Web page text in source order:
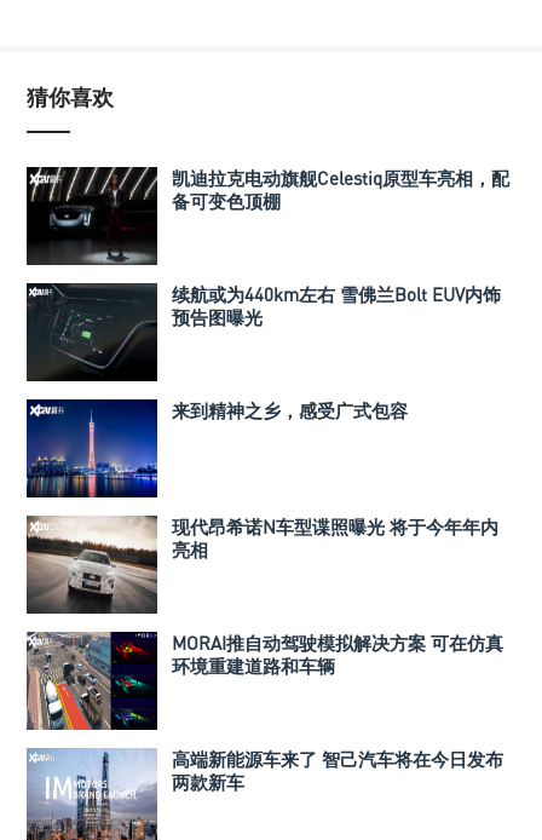
猜你喜欢
凯迪拉克电动旗舰Celestiq原型车亮相，配
备可变色顶棚
续航或为440km左右 雪佛兰Bolt EUV内饰
预告图曝光
来到精神之乡，感受广式包容
现代昂希诺N车型谍照曝光 将于今年年内
亮相
MORAI推自动驾驶模拟解决方案 可在仿真
环境重建道路和车辆
高端新能源车来了 智己汽车将在今日发布
两款新车